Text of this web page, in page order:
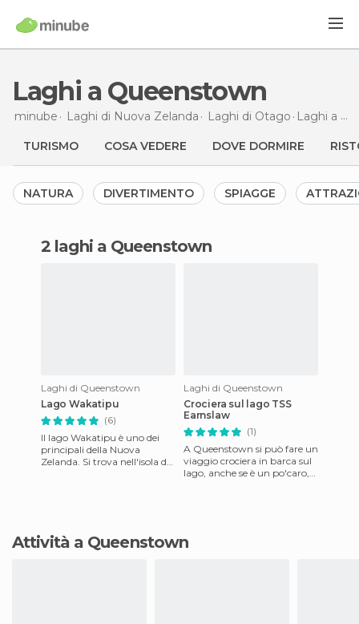
Laghi a Queenstown
minube Laghi di Nuova Zelanda Laghi di Otago Laghi a Queenstown
TURISMO COSA VEDERE DOVE DORMIRE
NATURA DIVERTIMENTO SPIAGGE
2 laghi a Queenstown
Laghi di Queenstown
Lago Wakatipu
(6)
Il lago Wakatipu è uno dei
principali della Nuova
Zelanda. Si trova nell'isola del
Laghi di Queenstown
Crociera sul lago TSS
Earnslaw
(1)
A Queenstown si può fare un
viaggio crociera in barca sul
lago, anche se è un po'caro,
Attività a Queenstown